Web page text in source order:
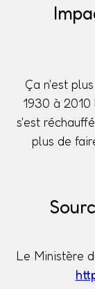
Ça n'est
1930 à
s'est
plus de
Le Ministère